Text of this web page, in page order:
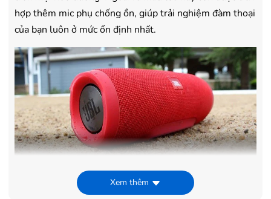
hợp thêm mic phụ chống ồn, giúp trải nghiệm đàm thoại
của bạn luôn ở mức ổn định nhất.
Xem thêm